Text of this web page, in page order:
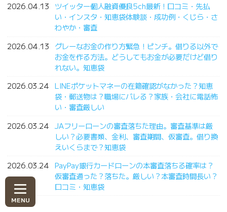
2026.04.13
ツイッター個人融資優良5ch最新！口コミ・先払
い・インスタ・知恵袋体験談・成功例・くじら・さ
わやか・審査
2026.04.13
グレーなお金の作り方緊急！ピンチ。借りる以外で
お金を作る方法。どうしてもお金が必要だけど借り
れない。知恵袋
2026.03.24 LINEポケットマネーの在籍確認がなかった？知恵
袋・郵送物は？職場にバレる？家族・会社に電話怖
い・審査厳しい
2026.03.24 JAフリーローンの審査落ちた理由。審査基準は厳
しい？必要書類、金利、審査期間、仮審査。借り換
えいくらまで？知恵袋
2026.03.24 PayPay銀行カードローンの本審査落ちる確率は？
仮審査通った？落ちた。厳しい？本審査時間長い？
口コミ・知恵袋